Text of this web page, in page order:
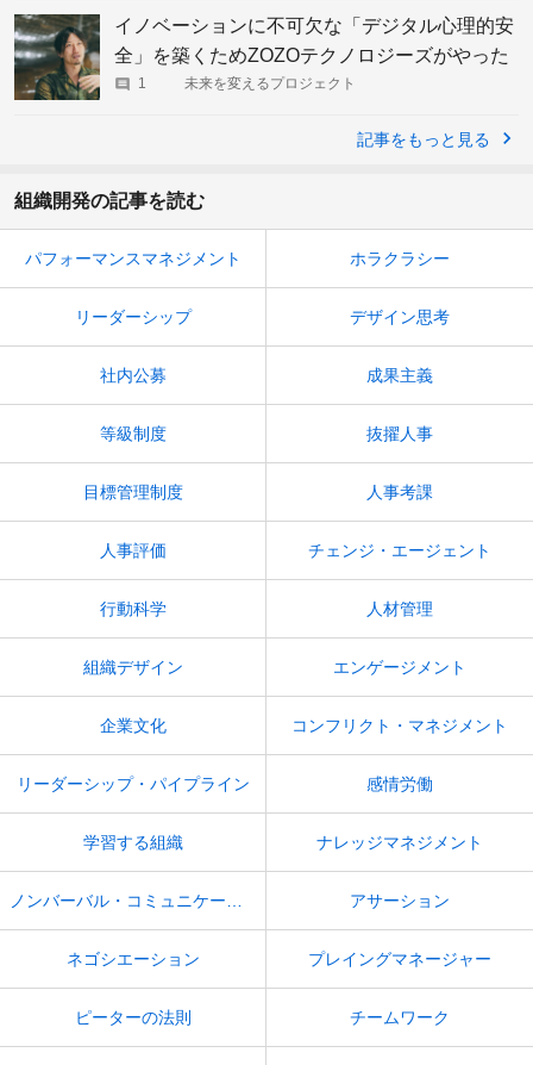
イノベーションに不可欠な「デジタル心理的安
全」を築くためZOZOテクノロジーズがやった
こと
1 未来を変えるプロジェクト
記事をもっと見る
組織開発の記事を読む
パフォーマンスマネジメント ホラクラシー
リーダーシップ デザイン思考
社内公募 成果主義
等級制度 抜擢人事
目標管理制度 人事考課
人事評価 チェンジ・エージェント
行動科学 人材管理
組織デザイン エンゲージメント
企業文化 コンフリクト・マネジメント
リーダーシップ・パイプライン 感情労働
学習する組織 ナレッジマネジメント
ノンバーバル・コミュニケーション アサーション
ネゴシエーション プレイングマネージャー
ピーターの法則 チームワーク